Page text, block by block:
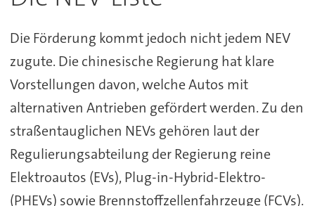
Die Förderung kommt jedoch nicht jedem NEV
zugute. Die chinesische Regierung hat klare
Vorstellungen davon, welche Autos mit
alternativen Antrieben gefördert werden. Zu den
straßentauglichen NEVs gehören laut der
Regulierungsabteilung der Regierung reine
Elektroautos (EVs), Plug-in-Hybrid-Elektro-
(PHEVs) sowie Brennstoffzellenfahrzeuge (FCVs).